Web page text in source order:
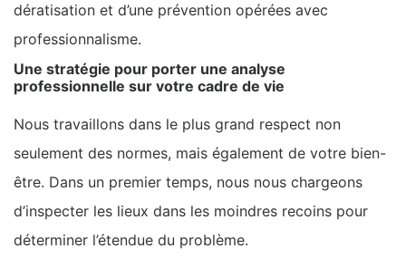
dératisation et d’une prévention opérées avec
professionnalisme.
Une stratégie pour porter une analyse
professionnelle sur votre cadre de vie
Nous travaillons dans le plus grand respect non
seulement des normes, mais également de votre bien-
être. Dans un premier temps, nous nous chargeons
d’inspecter les lieux dans les moindres recoins pour
déterminer l’étendue du problème.